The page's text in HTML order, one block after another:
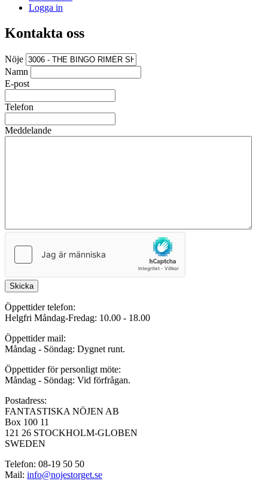
Logga in
Kontakta oss
Nöje
Namn
E-post
Telefon
Meddelande
Skicka
Öppettider telefon:
Helgfri Måndag-Fredag: 10.00 - 18.00
Öppettider mail:
Måndag - Söndag: Dygnet runt.
Öppettider för personligt möte:
Måndag - Söndag: Vid förfrågan.
Postadress:
FANTASTISKA NÖJEN AB
Box 100 11
121 26 STOCKHOLM-GLOBEN
SWEDEN
Telefon: 08-19 50 50
Mail: info@nojestorget.se